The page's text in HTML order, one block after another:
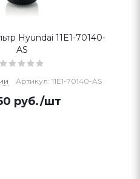
Hyundai 11E1-70140-
AS
Артикул: 11E1-70140-AS
руб./шт